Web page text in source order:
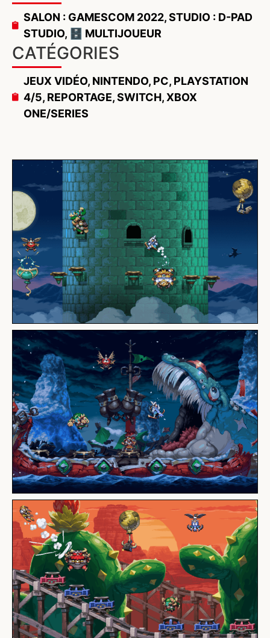
SALON : GAMESCOM 2022,STUDIO : D-PAD
STUDIO, 🗄️ MULTIJOUEUR
CATÉGORIES
JEUX VIDÉO, NINTENDO, PC, PLAYSTATION
4/5, REPORTAGE,SWITCH,XBOX
ONE/SERIES